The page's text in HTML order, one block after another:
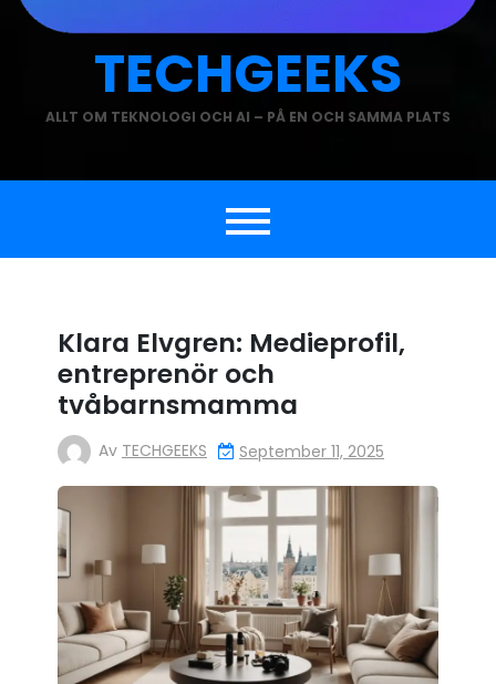
TECHGEEKS
ALLT OM TEKNOLOGI OCH AI – PÅ EN OCH SAMMA PLATS
Klara Elvgren: Medieprofil,
entreprenör och
tvåbarnsmamma
Av TECHGEEKS September 11, 2025